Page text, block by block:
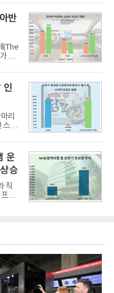
(소장
를
소비
력
월
는 지
.연
반
(The
격
, ▲정
▲
벌
주
해
떼
인
인
리
스토
넘는
지
를
리
성
의
쫄
운
승
직
로
관
MZ
, 조
동
전